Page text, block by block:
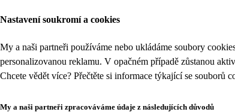
Nastavení soukromí a cookies
My a naši partneři používáme nebo ukládáme soubory
personalizovanou reklamu. V opačném případě zůstanou
Chcete vědět více? Přečtěte si informace týkající se souborů
My a naši partneři zpracováváme údaje z následujících důvodů